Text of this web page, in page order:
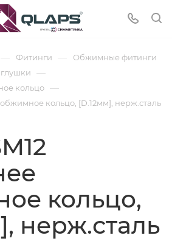
— Фитинги — Обжимные фитинги
—
кольцо —
кольцо, [D.12мм], нерж.сталь
кольцо,
нерж.сталь